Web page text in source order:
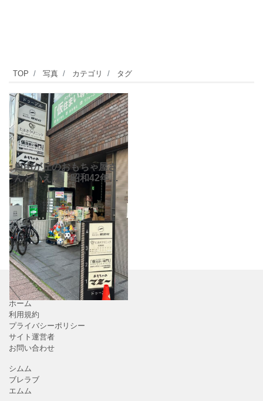
TOP 写真 カテゴリ タグ
自由が丘のおもちゃ屋さ
んといえば、昭和42年創
業の老舗の「おもちゃの
マミー」さん
自由が丘
駅南口改札から徒歩１分
の駅近で、子供達にも大
人気です&
ホーム
利用規約
プライバシーポリシー
サイト運営者
お問い合わせ
シムム
ブレラブ
エムム